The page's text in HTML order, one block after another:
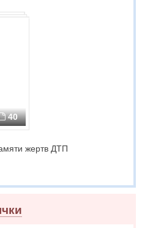
40
жертв ДТП